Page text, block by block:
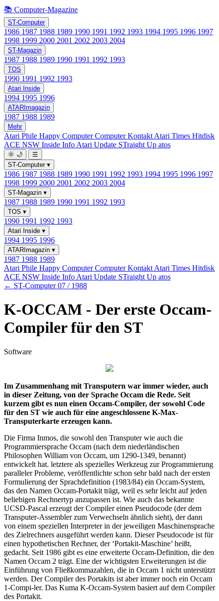
📚 Computer-Magazine
ST-Computer
1986 1987 1988 1989 1990 1991 1992 1993 1994 1995 1996 1997
1998 1999 2000 2001 2002 2003 2004
ST-Magazin
1987 1988 1989 1990 1991 1992 1993
TOS
1990 1991 1992 1993
Atari Inside
1994 1995 1996
ATARImagazin
1987 1988 1989
Mehr
Atari Phile Happy ComputerComputer Kontakt Atari Times Hitdisk
ACE NSW Inside Info Atari Update STraight Up atos
🌞 🌙
☰
ST-Computer ▾
1986 1987 1988 1989 1990 1991 1992 1993 1994 1995 1996 1997
1998 1999 2000 2001 2002 2003 2004
ST-Magazin ▾
1987 1988 1989 1990 1991 1992 1993
TOS ▾
1990 1991 1992 1993
Atari Inside ▾
1994 1995 1996
ATARImagazin ▾
1987 1988 1989
Atari Phile Happy ComputerComputer Kontakt Atari Times Hitdisk
ACE NSW Inside Info Atari Update STraight Up atos
← ST-Computer 07 / 1988
K-OCCAM - Der erste Occam-
Compiler für den ST
Software
Im Zusammenhang mit Transputern war immer wieder, auch
in dieser Zeitung, von der Sprache Occam die Rede. Seit
kurzem gibt es nun einen Occam-Compiler, der sowohl Code
für den ST wie auch für eine angeschlossene K-Max-
Transputerkarte erzeugen kann.
Die Firma Inmos, die sowohl den Transputer wie auch die
Programmiersprache Occam (nach dem niederländischen
Philosophen William von Occam, um 1290-1349, benannt)
entwickelt hat. letztere als spezielles Werkzeug zur Programmierung
paralleler Probleme, veröffentlichte schon sehr bald nach der ersten
Formulierung der Sprachdefinition (1983/84) ein Occam-System,
das den Namen Occam-Portakit trägt, weil es sehr leicht auf jeden
beliebigen Rechnertyp anzupassen ist. Wie auch das bekannte
UCSD-Pascal erzeugt der Compiler einen Pseudocode (der dem
Transputer-Assembler zum Verwechseln ähnlich sieht), der dann
von einem speziellen Interpreter in der jeweiligen Maschinensprache
des Zielrechners ausgeführt werden kann. Dieser Pseudocode ist für
einen hypothetischen Rechner, der ‘Portakit-Maschine’ heißt,
gedacht. Seit 1986 gibt es eine erweiterte Occam-Definition, die den
Namen Occam 2 trägt. Eine der wichtigsten Erweiterungen ist die
Einführung von Fließkommazahlen, die in Occam 1 nicht unterstützt
werden. Der Compiler des Portakits ist aber immer noch ein Occam
1-Compi-ler. Das Kuma K-Occam-System basiert auf dem Compiler
des Portakit.